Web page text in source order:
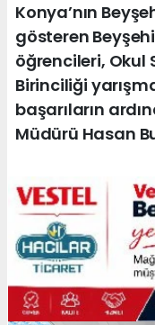
Konya’nın
gösteren
öğrencileri, Okul
Birinciliği
başarıların
Müdürü Hasan